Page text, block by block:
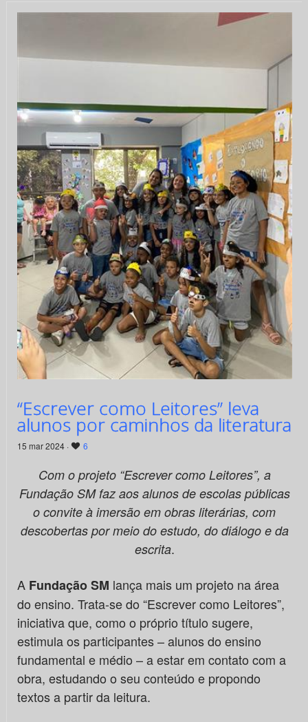
“Escrever como Leitores” leva
alunos por caminhos da literatura
15 mar 2024 · 6
Com o projeto “Escrever como Leitores”, a
Fundação SM faz aos alunos de escolas públicas
o convite à imersão em obras literárias, com
descobertas por meio do estudo, do diálogo e da
escrita.
A Fundação SM lança mais um projeto na área
do ensino. Trata-se do “Escrever como Leitores”,
iniciativa que, como o próprio título sugere,
estimula os participantes – alunos do ensino
fundamental e médio – a estar em contato com a
obra, estudando o seu conteúdo e propondo
textos a partir da leitura.